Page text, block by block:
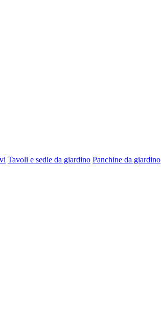
Tavoli e sedie da giardino Panchine da giardino